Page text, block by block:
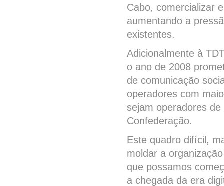
Cabo, comercializar
aumentando a
existentes.
Adicionalmente à
o ano de 2008
de comunicação
operadores com
sejam operadores
Confederação.
Este quadro difícil,
moldar a
que possamos
a chegada da era